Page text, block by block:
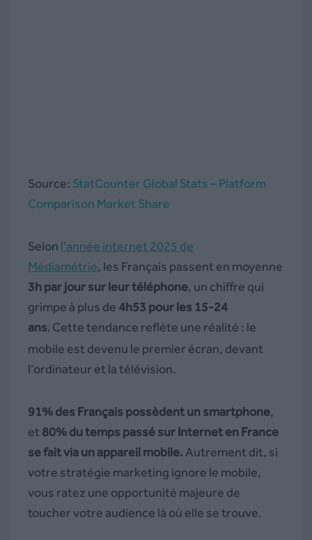
Source: StatCounter Global Stats – Platform
Comparison Market Share
Selon l’année internet 2025 de
Médiamétrie, les Français passent en moyenne
3h par jour sur leur téléphone, un chiffre qui
grimpe à plus de 4h53 pour les 15-24
ans. Cette tendance reflète une réalité : le
mobile est devenu le premier écran, devant
l’ordinateur et la télévision.
91% des Français possèdent un smartphone,
et 80% du temps passé sur Internet en France
se fait via un appareil mobile. Autrement dit, si
votre stratégie marketing ignore le mobile,
vous ratez une opportunité majeure de
toucher votre audience là où elle se trouve.